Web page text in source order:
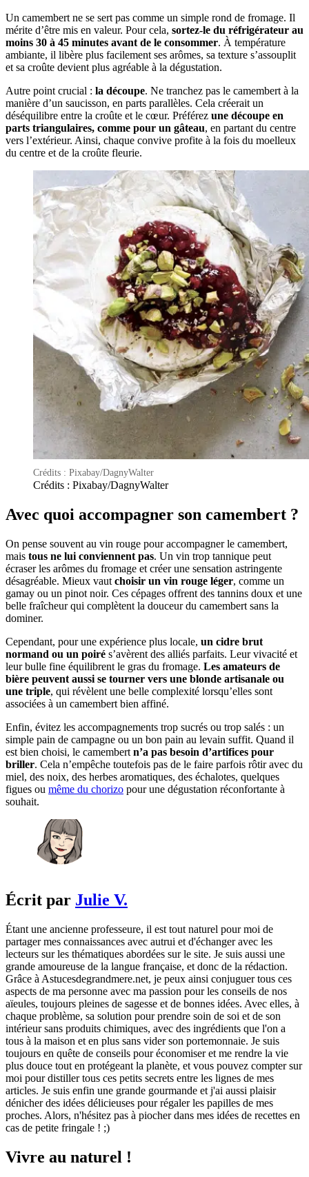
Un camembert ne se sert pas comme un simple rond de fromage. Il
mérite d’être mis en valeur. Pour cela, sortez-le du réfrigérateur au
moins 30 à 45 minutes avant de le consommer. À température
ambiante, il libère plus facilement ses arômes, sa texture s’assouplit
et sa croûte devient plus agréable à la dégustation.
Autre point crucial : la découpe. Ne tranchez pas le camembert à la
manière d’un saucisson, en parts parallèles. Cela créerait un
déséquilibre entre la croûte et le cœur. Préférez une découpe en
parts triangulaires, comme pour un gâteau, en partant du centre
vers l’extérieur. Ainsi, chaque convive profite à la fois du moelleux
du centre et de la croûte fleurie.
Crédits : Pixabay/DagnyWalter
Crédits : Pixabay/DagnyWalter
Avec quoi accompagner son camembert ?
On pense souvent au vin rouge pour accompagner le camembert,
mais tous ne lui conviennent pas. Un vin trop tannique peut
écraser les arômes du fromage et créer une sensation astringente
désagréable. Mieux vaut choisir un vin rouge léger, comme un
gamay ou un pinot noir. Ces cépages offrent des tannins doux et une
belle fraîcheur qui complètent la douceur du camembert sans la
dominer.
Cependant, pour une expérience plus locale, un cidre brut
normand ou un poiré s’avèrent des alliés parfaits. Leur vivacité et
leur bulle fine équilibrent le gras du fromage. Les amateurs de
bière peuvent aussi se tourner vers une blonde artisanale ou
une triple, qui révèlent une belle complexité lorsqu’elles sont
associées à un camembert bien affiné.
Enfin, évitez les accompagnements trop sucrés ou trop salés : un
simple pain de campagne ou un bon pain au levain suffit. Quand il
est bien choisi, le camembert n’a pas besoin d’artifices pour
briller. Cela n’empêche toutefois pas de le faire parfois rôtir avec du
miel, des noix, des herbes aromatiques, des échalotes, quelques
figues ou même du chorizo pour une dégustation réconfortante à
souhait.
Écrit par Julie V.
Étant une ancienne professeure, il est tout naturel pour moi de
partager mes connaissances avec autrui et d'échanger avec les
lecteurs sur les thématiques abordées sur le site. Je suis aussi une
grande amoureuse de la langue française, et donc de la rédaction.
Grâce à Astucesdegrandmere.net, je peux ainsi conjuguer tous ces
aspects de ma personne avec ma passion pour les conseils de nos
aïeules, toujours pleines de sagesse et de bonnes idées. Avec elles, à
chaque problème, sa solution pour prendre soin de soi et de son
intérieur sans produits chimiques, avec des ingrédients que l'on a
tous à la maison et en plus sans vider son portemonnaie. Je suis
toujours en quête de conseils pour économiser et me rendre la vie
plus douce tout en protégeant la planète, et vous pouvez compter sur
moi pour distiller tous ces petits secrets entre les lignes de mes
articles. Je suis enfin une grande gourmande et j'ai aussi plaisir
dénicher des idées délicieuses pour régaler les papilles de mes
proches. Alors, n'hésitez pas à piocher dans mes idées de recettes en
cas de petite fringale ! ;)
Vivre au naturel !